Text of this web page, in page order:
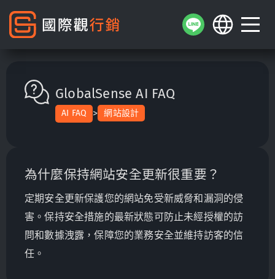
GlobalSense AI FAQ
AI FAQ > 網站設計
為什麼保持網站安全更新很重要？
定期安全更新保護您的網站免受新威脅和漏洞的侵
害。保持安全措施的最新狀態可防止未經授權的訪
問和數據洩露，保障您的業務安全並維持訪客的信
任。